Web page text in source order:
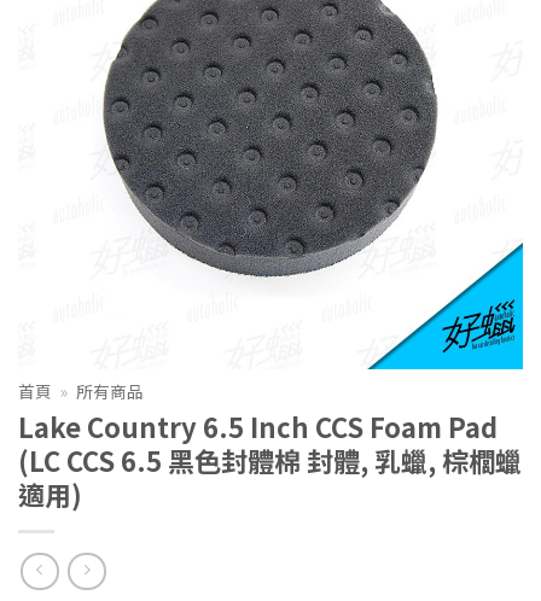
首頁 » 所有商品
Lake Country 6.5 Inch CCS Foam Pad
(LC CCS 6.5 黑色封體棉 封體, 乳蠟, 棕櫚蠟
適用)